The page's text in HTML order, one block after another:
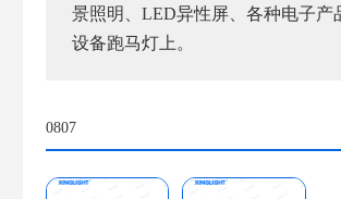
景照明、LED异性屏、各种电子产
设备跑马灯上。
0807